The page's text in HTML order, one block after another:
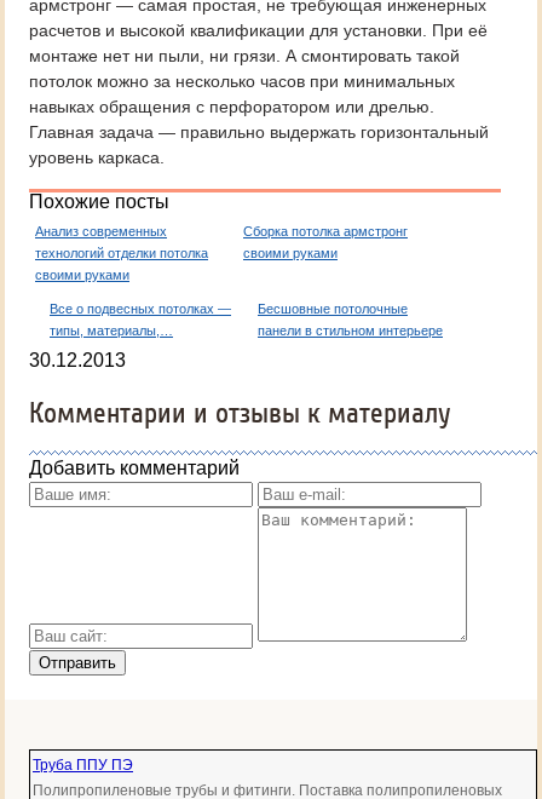
армстронг — самая простая, не требующая инженерных
расчетов и высокой квалификации для установки. При её
монтаже нет ни пыли, ни грязи. А смонтировать такой
потолок можно за несколько часов при минимальных
навыках обращения с перфоратором или дрелью.
Главная задача — правильно выдержать горизонтальный
уровень каркаса.
Похожие посты
Анализ современных
технологий отделки потолка
своими руками
Сборка потолка армстронг
своими руками
Все о подвесных потолках —
типы, материалы,…
Бесшовные потолочные
панели в стильном интерьере
30.12.2013
Комментарии и отзывы к материалу
Добавить комментарий
Труба ППУ ПЭ
Полипропиленовые трубы и фитинги. Поставка полипропиленовых